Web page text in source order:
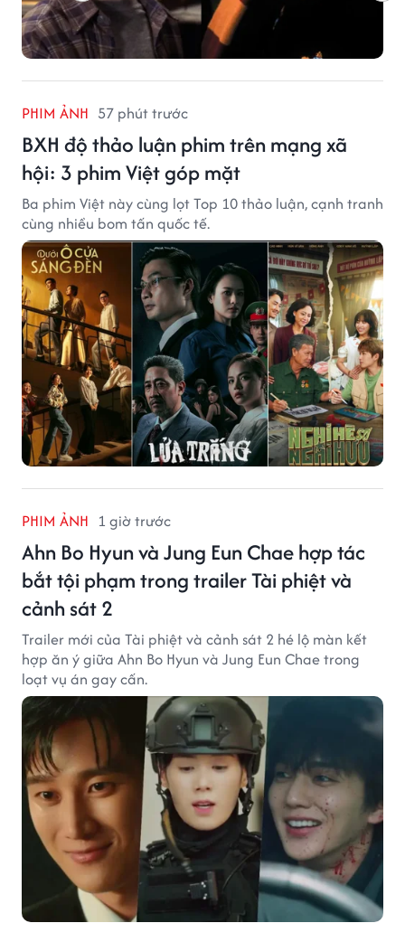
PHIM ẢNH 57 phút trước
BXH độ thảo luận phim trên mạng xã
hội: 3 phim Việt góp mặt
Ba phim Việt này cùng lọt Top 10 thảo luận, cạnh tranh
cùng nhiều bom tấn quốc tế.
PHIM ẢNH 1 giờ trước
Ahn Bo Hyun và Jung Eun Chae hợp tác
bắt tội phạm trong trailer Tài phiệt và
cảnh sát 2
Trailer mới của Tài phiệt và cảnh sát 2 hé lộ màn kết
hợp ăn ý giữa Ahn Bo Hyun và Jung Eun Chae trong
loạt vụ án gay cấn.